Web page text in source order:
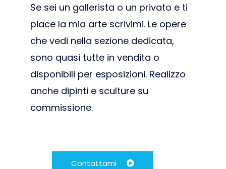
Se sei un gallerista o un privato e ti
piace la mia arte scrivimi. Le opere
che vedi nella sezione dedicata,
sono quasi tutte in vendita o
disponibili per esposizioni. Realizzo
anche dipinti e sculture su
commissione.
Contattami